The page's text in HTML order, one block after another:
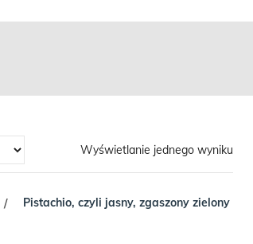
Wyświetlanie jednego wyniku
/ Pistachio, czyli jasny, zgaszony zielony